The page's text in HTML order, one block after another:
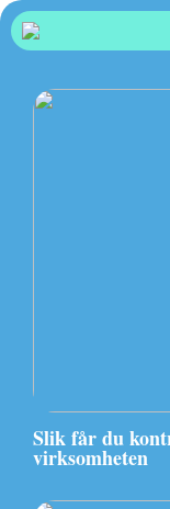
Slik får du
virksomheten